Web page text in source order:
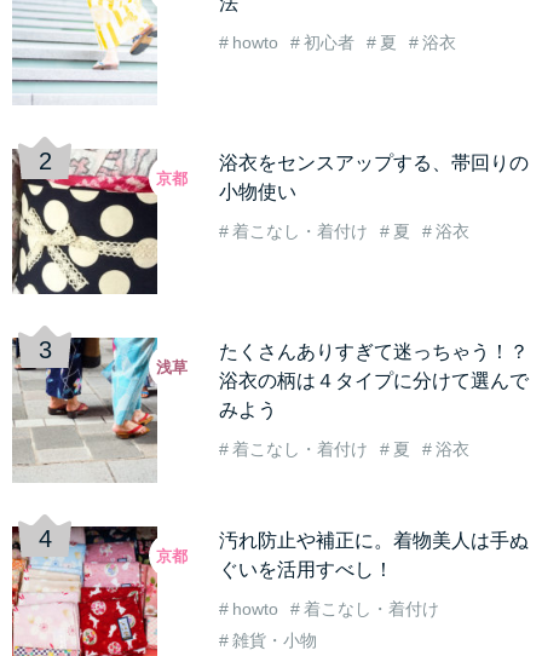
howto 初心者 夏 浴衣
浴衣をセンスアップする、帯回りの
小物使い
着こなし・着付け 夏 浴衣
京都
たくさんありすぎて迷っちゃう！？
浴衣の柄は４タイプに分けて選んで
みよう
着こなし・着付け 夏 浴衣
浅草
汚れ防止や補正に。着物美人は手ぬ
ぐいを活用すべし！
howto
着こなし・着付け
雑貨・小物
京都